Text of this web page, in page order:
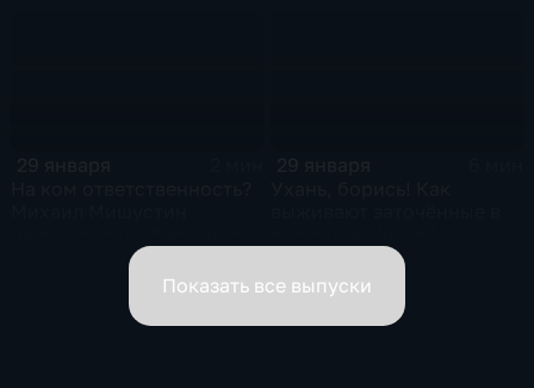
вице-премьеров
Показать все выпуски